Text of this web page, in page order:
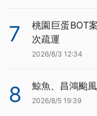
7
桃園巨蛋BOT
次疏運
2026/8/3 12:34
8 鯨魚、昌鴻颱
2026/8/5 19:39